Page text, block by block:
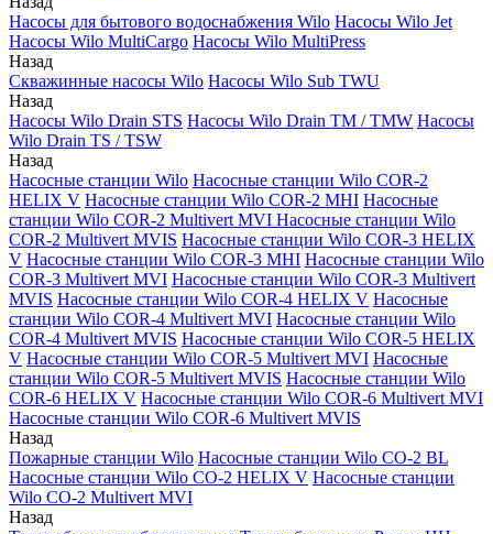
Насосы для бытового водоснабжения Wilo Насосы Wilo Jet
Насосы Wilo MultiCargo Насосы Wilo MultiPress
Назад
Скважинные насосы Wilo Насосы Wilo Sub TWU
Назад
Насосы Wilo Drain STS Насосы Wilo Drain TM / TMW Насосы
Wilo Drain TS / TSW
Назад
Насосные станции Wilo Насосные станции Wilo COR-2
HELIX V Насосные станции Wilo COR-2 MHI Насосные
станции Wilo COR-2 Multivert MVI Насосные станции Wilo
COR-2 Multivert MVIS Насосные станции Wilo COR-3 HELIX
V Насосные станции Wilo COR-3 MHI Насосные станции Wilo
COR-3 Multivert MVI Насосные станции Wilo COR-3 Multivert
MVIS Насосные станции Wilo COR-4 HELIX V Насосные
станции Wilo COR-4 Multivert MVI Насосные станции Wilo
COR-4 Multivert MVIS Насосные станции Wilo COR-5 HELIX
V Насосные станции Wilo COR-5 Multivert MVI Насосные
станции Wilo COR-5 Multivert MVIS Насосные станции Wilo
COR-6 HELIX V Насосные станции Wilo COR-6 Multivert MVI
Насосные станции Wilo COR-6 Multivert MVIS
Назад
Пожарные станции Wilo Насосные станции Wilo CO-2 BL
Насосные станции Wilo CO-2 HELIX V Насосные станции
Wilo CO-2 Multivert MVI
Назад